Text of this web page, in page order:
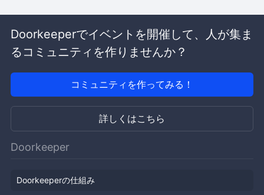
Doorkeeperでイベントを開催して、人が集ま
るコミュニティを作りませんか？
コミュニティを作ってみる！
詳しくはこちら
Doorkeeper
Doorkeeperの仕組み